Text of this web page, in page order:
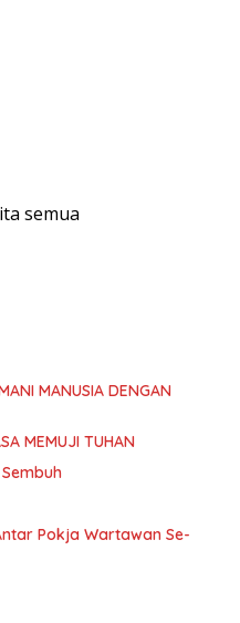
semua
MANUSIA DENGAN
MEMUJI TUHAN
Pokja Wartawan Se-